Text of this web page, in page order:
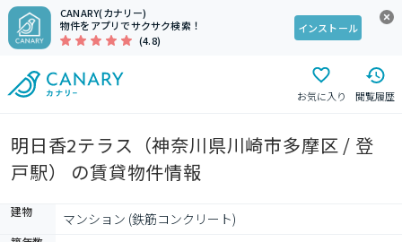
CANARY(カナリー)
物件をアプリでサクサク検索！
(4.8)
インストール
お気に入り 閲覧履歴
明日香2テラス（神奈川県川崎市多摩区 / 登
戸駅） の賃貸物件情報
建物 マンション (鉄筋コンクリート)